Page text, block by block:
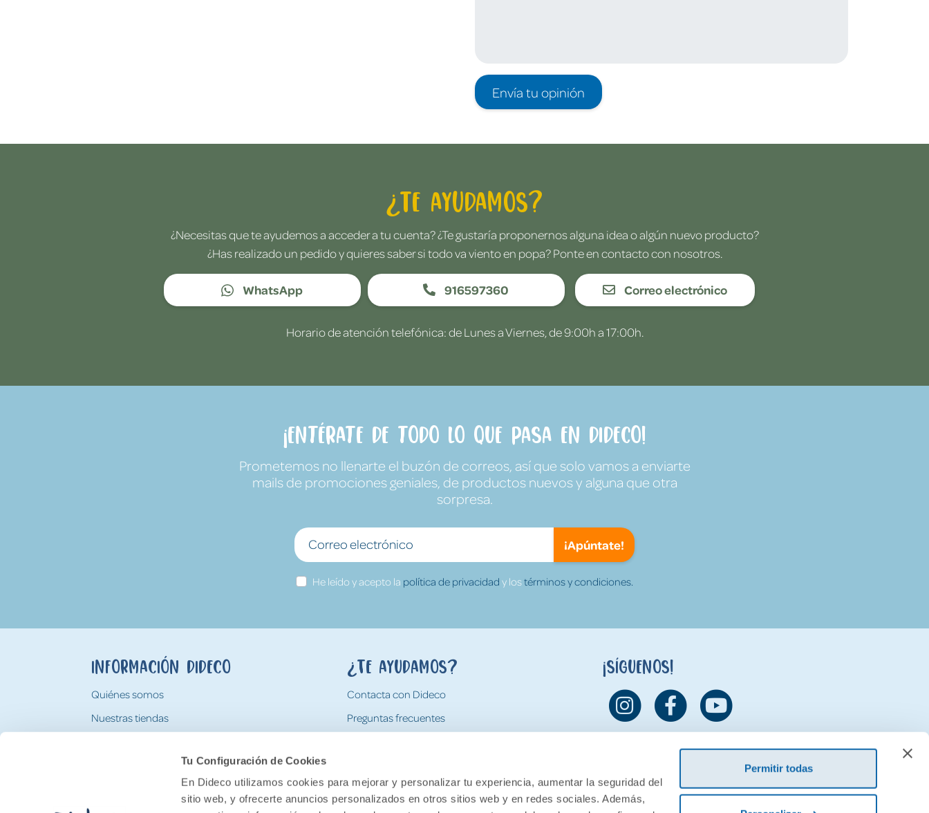
Tu Configuración de Cookies
En Dideco utilizamos cookies para mejorar y personalizar tu experiencia, aumentar la seguridad del
sitio web, y ofrecerte anuncios personalizados en otros sitios web y en redes sociales. Además,
Permitir todas
Envía tu opinión
¿Te ayudamos?
¿Necesitas que te ayudemos a acceder a tu cuenta? ¿Te gustaría proponernos alguna idea o algún nuevo producto?
¿Has realizado un pedido y quieres saber si todo va viento en popa? Ponte en contacto con nosotros.
WhatsApp 916597360 Correo electrónico
Horario de atención telefónica: de Lunes a Viernes, de 9:00h a 17:00h.
¡Entérate de todo lo que pasa en Dideco!
Prometemos no llenarte el buzón de correos, así que solo vamos a enviarte
mails de promociones geniales, de productos nuevos y alguna que otra
sorpresa.
¡Apúntate!
He leído y acepto la política de privacidad y lostérminos y condiciones.
Información Dideco
Quiénes somos
Nuestras tiendas
Tarjeta Regalo Dideco
¿Te ayudamos?
Contacta con Dideco
Preguntas frecuentes
Devoluciones
¡Síguenos!